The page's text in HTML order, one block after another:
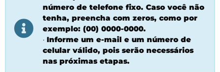
número de telefone fixo. Caso você não
tenha, preencha com zeros, como por
exemplo: (00) 0000-0000.
· Informe um e-mail e um número de
celular válido, pois serão necessários
nas próximas etapas.